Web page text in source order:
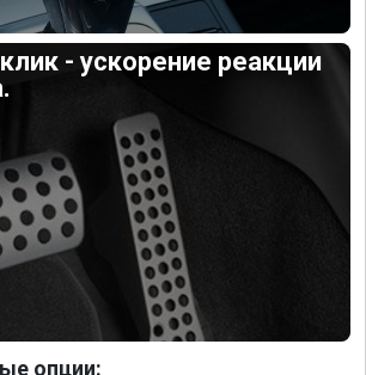
- ускорение реакции
опции: